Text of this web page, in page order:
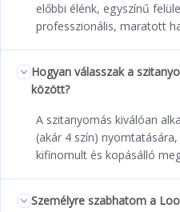
előbbi élénk, egyszínű
professzionális, maratott
Hogyan válasszak a
között?
A szitanyomás kiválóan
(akár 4 szín)
kifinomult és kopásálló
Személyre szabhatom a